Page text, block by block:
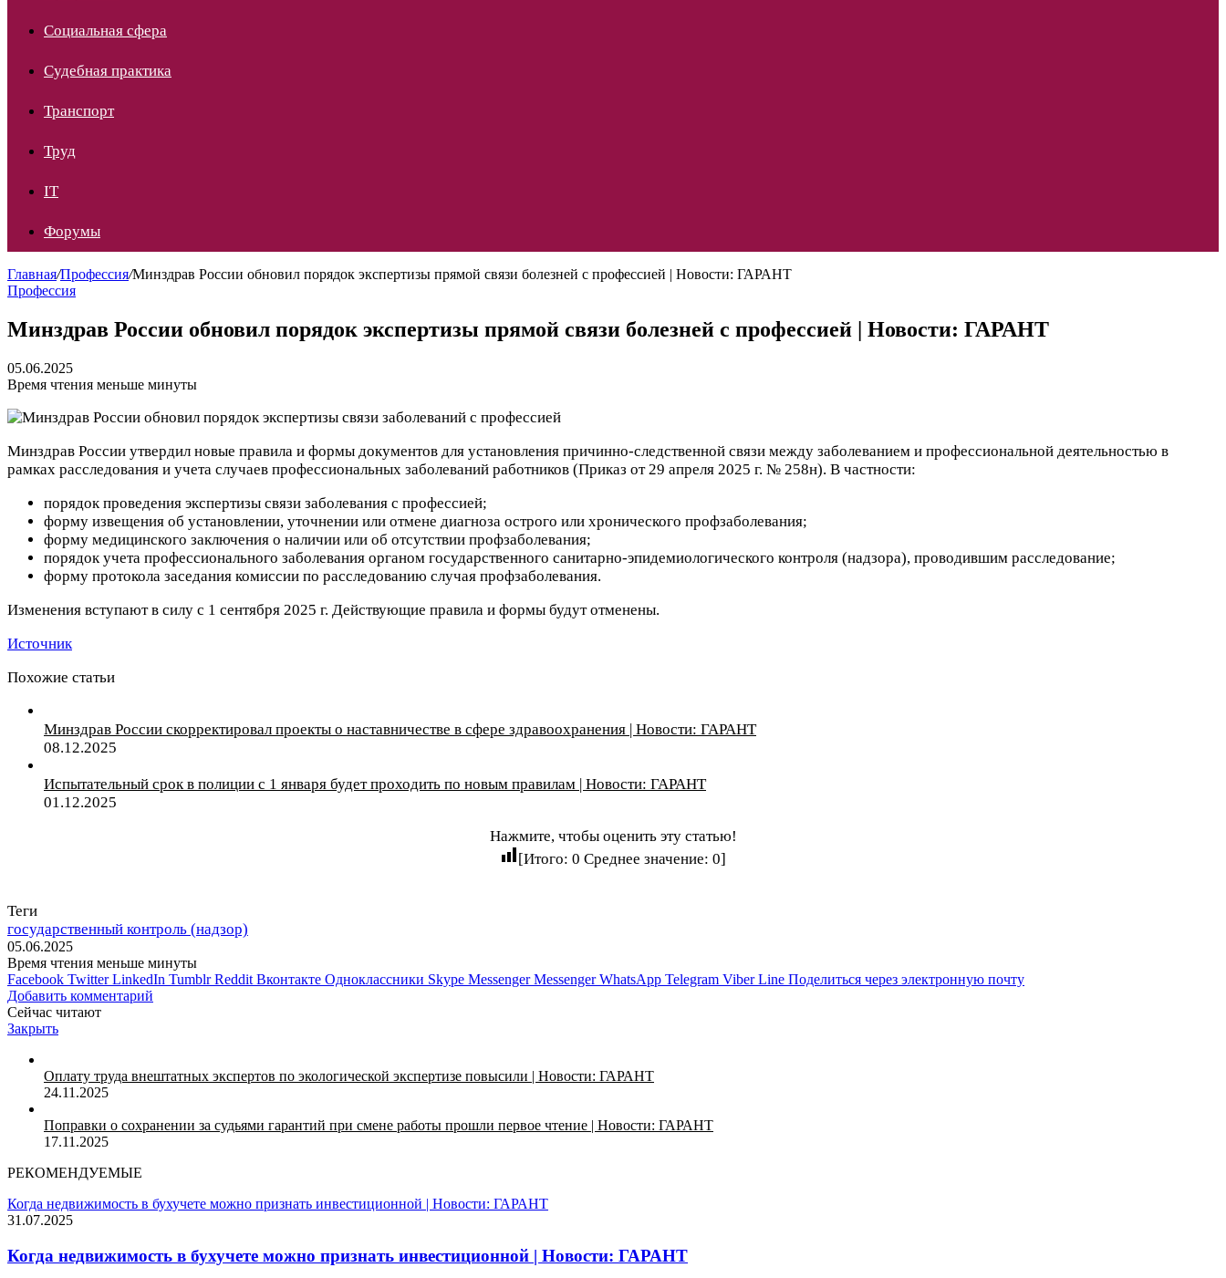
Социальная сфера
Судебная практика
Транспорт
Труд
IT
Форумы
Главная/Профессия/Минздрав России обновил порядок экспертизы прямой связи болезней с профессией | Новости: ГАРАНТ
Профессия
Минздрав России обновил порядок экспертизы прямой связи болезней с профессией | Новости: ГАРАНТ
05.06.2025
Время чтения меньше минуты
Минздрав России утвердил новые правила и формы документов для установления причинно-следственной связи между заболеванием и профессиональной деятельностью в
рамках расследования и учета случаев профессиональных заболеваний работников (Приказ от 29 апреля 2025 г. № 258н). В частности:
порядок проведения экспертизы связи заболевания с профессией;
форму извещения об установлении, уточнении или отмене диагноза острого или хронического профзаболевания;
форму медицинского заключения о наличии или об отсутствии профзаболевания;
порядок учета профессионального заболевания органом государственного санитарно-эпидемиологического контроля (надзора), проводившим расследование;
форму протокола заседания комиссии по расследованию случая профзаболевания.
Изменения вступают в силу с 1 сентября 2025 г. Действующие правила и формы будут отменены.
Источник
Похожие статьи
Минздрав России скорректировал проекты о наставничестве в сфере здравоохранения | Новости: ГАРАНТ
08.12.2025
Испытательный срок в полиции с 1 января будет проходить по новым правилам | Новости: ГАРАНТ
01.12.2025
Нажмите, чтобы оценить эту статью!
[Итого: 0 Среднее значение: 0]
Теги
государственный контроль (надзор)
05.06.2025
Время чтения меньше минуты
Facebook Twitter LinkedIn Tumblr Reddit Вконтакте Одноклассники Skype Messenger Messenger WhatsApp Telegram Viber Line Поделиться через электронную почту
Добавить комментарий
Сейчас читают
Закрыть
Оплату труда внештатных экспертов по экологической экспертизе повысили | Новости: ГАРАНТ
24.11.2025
Поправки о сохранении за судьями гарантий при смене работы прошли первое чтение | Новости: ГАРАНТ
17.11.2025
РЕКОМЕНДУЕМЫЕ
Когда недвижимость в бухучете можно признать инвестиционной | Новости: ГАРАНТ
31.07.2025
Когда недвижимость в бухучете можно признать инвестиционной | Новости: ГАРАНТ